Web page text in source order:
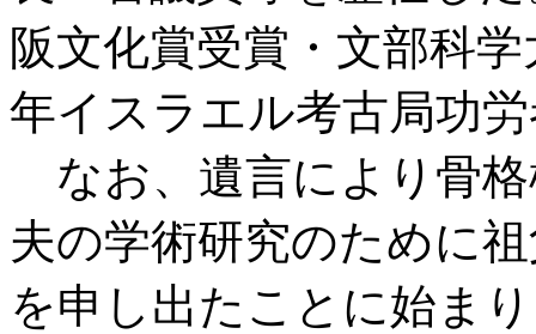
阪文化賞受賞・文部科
年イスラエル考古局功
なお、遺言により骨
夫の学術研究のために
を申し出たことに始ま